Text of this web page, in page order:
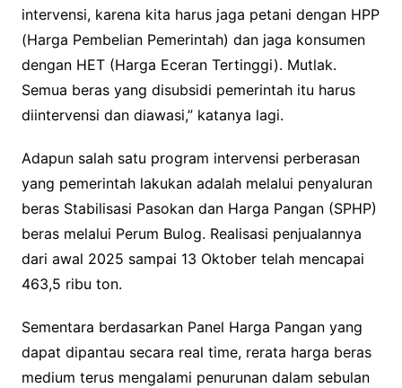
intervensi, karena kita harus jaga petani dengan HPP
(Harga Pembelian Pemerintah) dan jaga konsumen
dengan HET (Harga Eceran Tertinggi). Mutlak.
Semua beras yang disubsidi pemerintah itu harus
diintervensi dan diawasi,” katanya lagi.
Adapun salah satu program intervensi perberasan
yang pemerintah lakukan adalah melalui penyaluran
beras Stabilisasi Pasokan dan Harga Pangan (SPHP)
beras melalui Perum Bulog. Realisasi penjualannya
dari awal 2025 sampai 13 Oktober telah mencapai
463,5 ribu ton.
Sementara berdasarkan Panel Harga Pangan yang
dapat dipantau secara real time, rerata harga beras
medium terus mengalami penurunan dalam sebulan